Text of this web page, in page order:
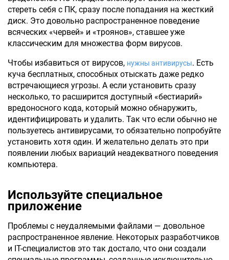
стереть себя с ПК, сразу после попадания на жесткий
диск. Это довольно распространенное поведение
всяческих «червей» и «троянов», ставшее уже
классическим для множества форм вирусов.
Чтобы избавиться от вирусов, нужны антивирусы. Есть
куча бесплатных, способных отыскать даже редко
встречающиеся угрозы. А если установить сразу
несколько, то расширится доступный «бестиарий»
вредоносного кода, который можно обнаружить,
идентифицировать и удалить. Так что если обычно не
пользуетесь антивирусами, то обязательно попробуйте
установить хотя один. И желательно делать это при
появлении любых вариаций неадекватного поведения
компьютера.
Используйте специальное
приложение
Проблемы с неудаляемыми файлами — довольное
распространенное явление. Некоторых разработчиков
и IT-специалистов это так достало, что они создали